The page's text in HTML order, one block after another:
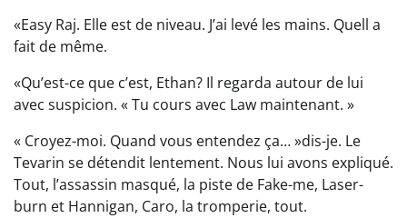
«Easy Raj. Elle est de niveau. J’ai levé les mains. Quell a
fait de même.
«Qu’est-ce que c’est, Ethan? Il regarda autour de lui
avec suspicion. « Tu cours avec Law maintenant. »
« Croyez-moi. Quand vous entendez ça… »dis-je. Le
Tevarin se détendit lentement. Nous lui avons expliqué.
Tout, l’assassin masqué, la piste de Fake-me, Laser-
burn et Hannigan, Caro, la tromperie, tout.